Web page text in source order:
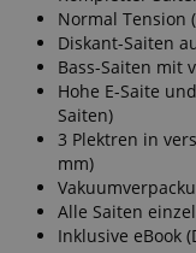
Normal Tension
Diskant-Saiten
Bass-Saiten mit
Hohe E-Saite
Saiten)
3 Plektren in
mm)
Alle Saiten
Inklusive eBook